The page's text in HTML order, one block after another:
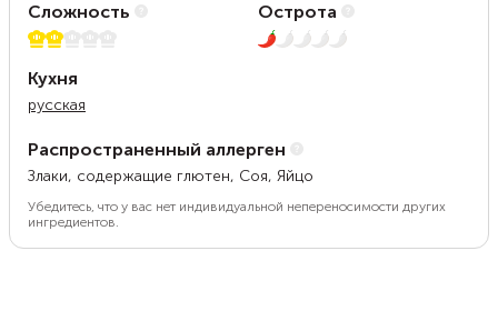
Сложность
2 из 5
Острота
1 из 5
Кухня
русская
Распространенный аллерген
Злаки, содержащие глютен, Соя, Яйцо
Убедитесь, что у вас нет индивидуальной непереносимости других
ингредиентов.